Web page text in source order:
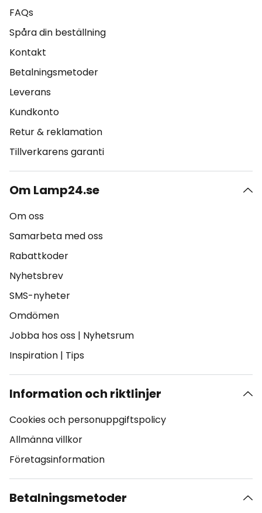
FAQs
Spåra din beställning
Kontakt
Betalningsmetoder
Leverans
Kundkonto
Retur & reklamation
Tillverkarens garanti
Om Lamp24.se
Om oss
Samarbeta med oss
Rabattkoder
Nyhetsbrev
SMS-nyheter
Omdömen
Jobba hos oss | Nyhetsrum
Inspiration | Tips
Information och riktlinjer
Cookies och personuppgiftspolicy
Allmänna villkor
Företagsinformation
Betalningsmetoder